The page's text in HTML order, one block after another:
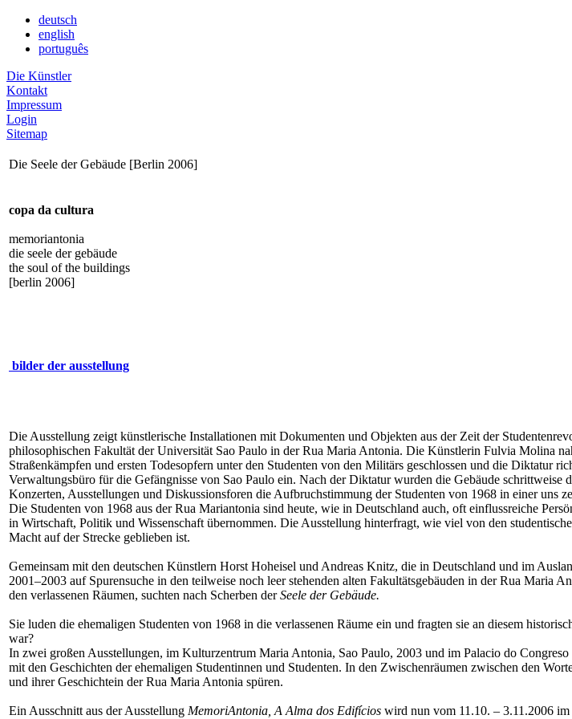
deutsch
english
português
Die Künstler
Kontakt
Impressum
Login
Sitemap
Die Seele der Gebäude [Berlin 2006]
copa da cultura
memoriantonia
die seele der gebäude
the soul of the buildings
[berlin 2006]
bilder der ausstellung
Die Ausstellung zeigt künstlerische Installationen mit Dokumenten und Objekten aus der Zeit der
philosophischen Fakultät der Universität Sao Paulo in der Rua Maria Antonia. Die Künstlerin Fulvia Molina
Straßenkämpfen und ersten Todesopfern unter den Studenten von den Militärs geschlossen und die Diktatur
Verwaltungsbüro für die Gefängnisse von Sao Paulo ein. Nach der Diktatur wurden die Gebäude
Konzerten, Ausstellungen und Diskussionsforen die Aufbruchstimmung der Studenten von 1968 in einer uns
Die Studenten von 1968 aus der Rua Mariantonia sind heute, wie in Deutschland auch, oft einflussreiche
in Wirtschaft, Politik und Wissenschaft übernommen. Die Ausstellung hinterfragt, wie viel von den
Macht auf der Strecke geblieben ist.
Gemeinsam mit den deutschen Künstlern Horst Hoheisel und Andreas Knitz, die in Deutschland und im
2001–2003 auf Spurensuche in den teilweise noch leer stehenden alten Fakultätsgebäuden in der Rua Maria
den verlassenen Räumen, suchten nach Scherben derSeele der Gebäude.
Sie luden die ehemaligen Studenten von 1968 in die verlassenen Räume ein und fragten sie an diesem
war?
In zwei großen Ausstellungen, im Kulturzentrum Maria Antonia, Sao Paulo, 2003 und im Palacio do
mit den Geschichten der ehemaligen Studentinnen und Studenten. In den Zwischenräumen zwischen den
und ihrer Geschichtein der Rua Maria Antonia spüren.
Ein Ausschnitt aus der Ausstellung MemoriAntonia, A Alma dos Edifícios wird nun vom 11.10. – 3.11.2006